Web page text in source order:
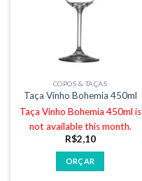
COPOS & TAÇAS
Taça Vinho Bohemia 450ml
Taça Vinho Bohemia 450ml is
not available this month.
R$2,10
ORÇAR